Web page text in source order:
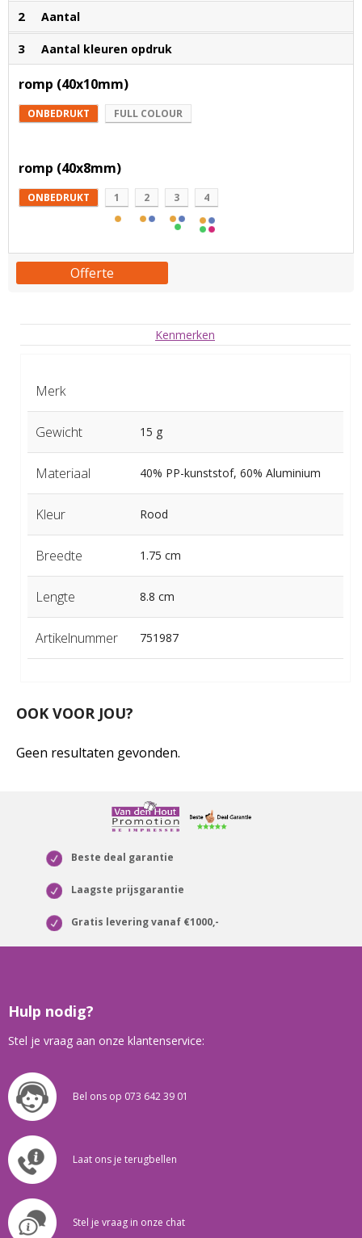
2 Aantal
3 Aantal kleuren opdruk
romp (40x10mm)
ONBEDRUKT FULL COLOUR
romp (40x8mm)
ONBEDRUKT 1 2 3 4
Offerte
Kenmerken
Merk
Gewicht 15 g
Materiaal 40% PP-kunststof, 60% Aluminium
Kleur Rood
Breedte 1.75 cm
Lengte 8.8 cm
Artikelnummer 751987
OOK VOOR JOU?
Geen resultaten gevonden.
Beste deal garantie
Laagste prijsgarantie
Gratis levering vanaf €1000,-
Hulp nodig?
Stel je vraag aan onze klantenservice:
Bel ons op 073 642 39 01
Laat ons je terugbellen
Stel je vraag in onze chat